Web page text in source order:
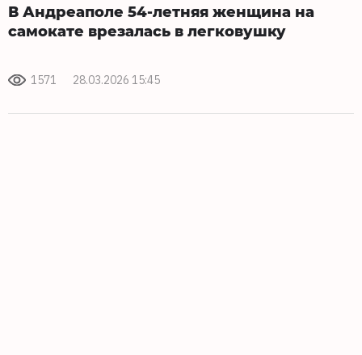
В Андреаполе 54-летняя женщина на
самокате врезалась в легковушку
1571 28.03.2026 15:45